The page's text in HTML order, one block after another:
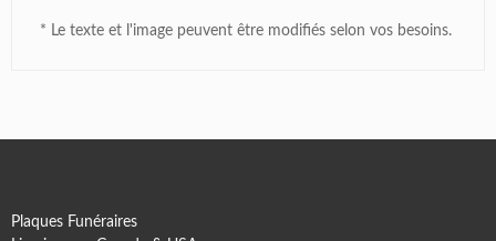
* Le texte et l'image peuvent être modifiés selon vos besoins.
Plaques Funéraires